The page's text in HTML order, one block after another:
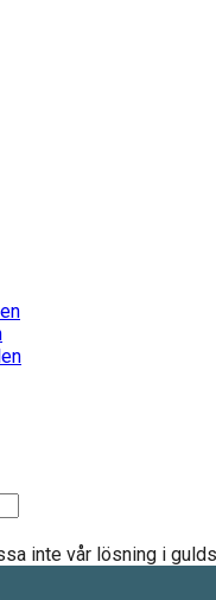
inte vår lösning i